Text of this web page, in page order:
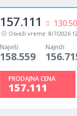
157.111
Osveži vreme: 8/7/2026
Najviši
158.559
Najniži
PRODAJNA CENA
157.111